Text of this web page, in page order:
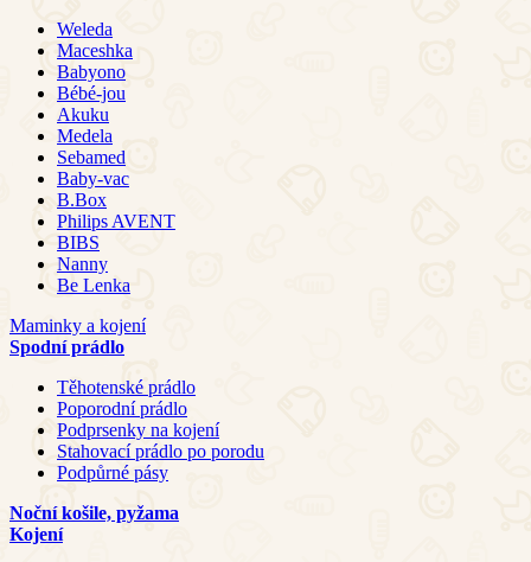
Weleda
Maceshka
Babyono
Bébé-jou
Akuku
Medela
Sebamed
Baby-vac
B.Box
Philips AVENT
BIBS
Nanny
Be Lenka
Maminky a kojení
Spodní prádlo
Těhotenské prádlo
Poporodní prádlo
Podprsenky na kojení
Stahovací prádlo po porodu
Podpůrné pásy
Noční košile, pyžama
Kojení